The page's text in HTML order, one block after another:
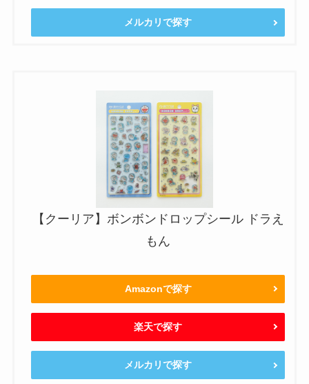
メルカリで探す
【クーリア】ボンボンドロップシール ドラえ
もん
Amazonで探す
楽天で探す
メルカリで探す